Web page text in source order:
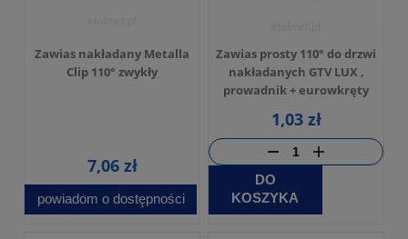
Zawias nakładany Metalla
Clip 110° zwykły
7,06 zł
powiadom o dostępności
Zawias prosty 110° do drzwi
nakładanych GTV LUX ,
prowadnik + eurowkręty
1,03 zł
DO
KOSZYKA